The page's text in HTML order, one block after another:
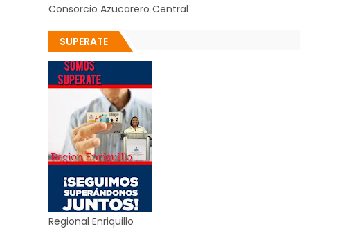
Consorcio Azucarero Central
SUPERATE
Regional Enriquillo